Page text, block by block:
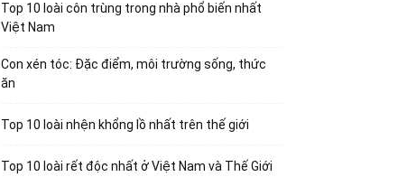
Top 10 loài côn trùng trong nhà phổ biến nhất
Việt Nam
Con xén tóc: Đặc điểm, môi trường sống, thức
ăn
Top 10 loài nhện khổng lồ nhất trên thế giới
Top 10 loài rết độc nhất ở Việt Nam và Thế Giới